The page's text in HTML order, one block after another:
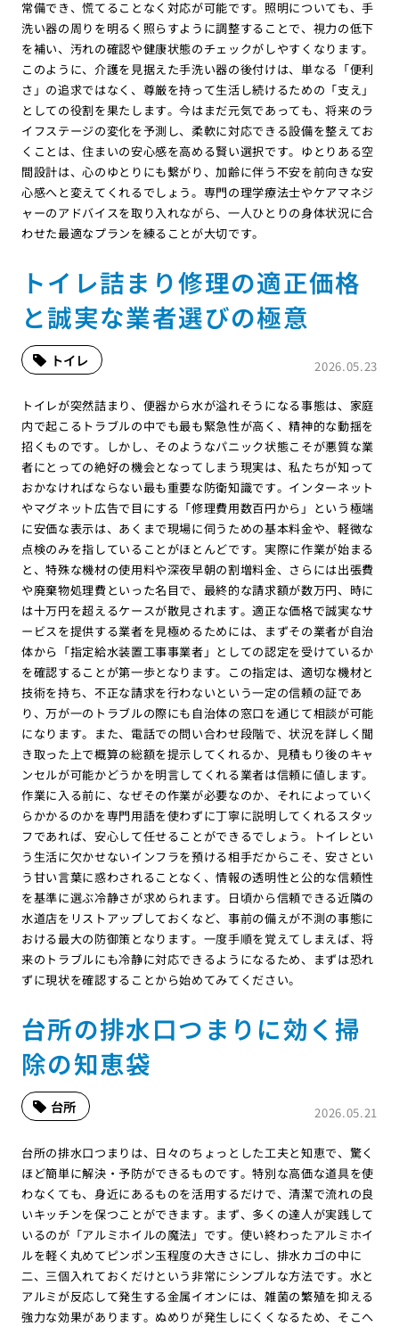
常備でき、慌てることなく対応が可能です。照明についても、手
洗い器の周りを明るく照らすように調整することで、視力の低下
を補い、汚れの確認や健康状態のチェックがしやすくなります。
このように、介護を見据えた手洗い器の後付けは、単なる「便利
さ」の追求ではなく、尊厳を持って生活し続けるための「支え」
としての役割を果たします。今はまだ元気であっても、将来のラ
イフステージの変化を予測し、柔軟に対応できる設備を整えてお
くことは、住まいの安心感を高める賢い選択です。ゆとりある空
間設計は、心のゆとりにも繋がり、加齢に伴う不安を前向きな安
心感へと変えてくれるでしょう。専門の理学療法士やケアマネジ
ャーのアドバイスを取り入れながら、一人ひとりの身体状況に合
わせた最適なプランを練ることが大切です。
トイレ詰まり修理の適正価格
と誠実な業者選びの極意
2026.05.23
トイレ
トイレが突然詰まり、便器から水が溢れそうになる事態は、家庭
内で起こるトラブルの中でも最も緊急性が高く、精神的な動揺を
招くものです。しかし、そのようなパニック状態こそが悪質な業
者にとっての絶好の機会となってしまう現実は、私たちが知って
おかなければならない最も重要な防衛知識です。インターネット
やマグネット広告で目にする「修理費用数百円から」という極端
に安価な表示は、あくまで現場に伺うための基本料金や、軽微な
点検のみを指していることがほとんどです。実際に作業が始まる
と、特殊な機材の使用料や深夜早朝の割増料金、さらには出張費
や廃棄物処理費といった名目で、最終的な請求額が数万円、時に
は十万円を超えるケースが散見されます。適正な価格で誠実なサ
ービスを提供する業者を見極めるためには、まずその業者が自治
体から「指定給水装置工事事業者」としての認定を受けているか
を確認することが第一歩となります。この指定は、適切な機材と
技術を持ち、不正な請求を行わないという一定の信頼の証であ
り、万が一のトラブルの際にも自治体の窓口を通じて相談が可能
になります。また、電話での問い合わせ段階で、状況を詳しく聞
き取った上で概算の総額を提示してくれるか、見積もり後のキャ
ンセルが可能かどうかを明言してくれる業者は信頼に値します。
作業に入る前に、なぜその作業が必要なのか、それによっていく
らかかるのかを専門用語を使わずに丁寧に説明してくれるスタッ
フであれば、安心して任せることができるでしょう。トイレとい
う生活に欠かせないインフラを預ける相手だからこそ、安さとい
う甘い言葉に惑わされることなく、情報の透明性と公的な信頼性
を基準に選ぶ冷静さが求められます。日頃から信頼できる近隣の
水道店をリストアップしておくなど、事前の備えが不測の事態に
おける最大の防御策となります。一度手順を覚えてしまえば、将
来のトラブルにも冷静に対応できるようになるため、まずは恐れ
ずに現状を確認することから始めてみてください。
台所の排水口つまりに効く掃
除の知恵袋
2026.05.21
台所
台所の排水口つまりは、日々のちょっとした工夫と知恵で、驚く
ほど簡単に解決・予防ができるものです。特別な高価な道具を使
わなくても、身近にあるものを活用するだけで、清潔で流れの良
いキッチンを保つことができます。まず、多くの達人が実践して
いるのが「アルミホイルの魔法」です。使い終わったアルミホイ
ルを軽く丸めてピンポン玉程度の大きさにし、排水カゴの中に
二、三個入れておくだけという非常にシンプルな方法です。水と
アルミが反応して発生する金属イオンには、雑菌の繁殖を抑える
強力な効果があります。ぬめりが発生しにくくなるため、そこへ